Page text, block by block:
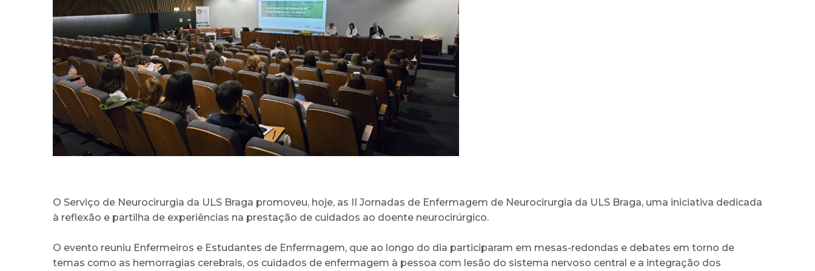
O Serviço de Neurocirurgia da ULS Braga promoveu, hoje, as II Jornadas de Enfermagem de Neurocirurgia da ULS Braga, uma iniciativa dedicada
à reflexão e partilha de experiências na prestação de cuidados ao doente neurocirúrgico.
O evento reuniu Enfermeiros e Estudantes de Enfermagem, que ao longo do dia participaram em mesas-redondas e debates em torno de
temas como as hemorragias cerebrais, os cuidados de enfermagem à pessoa com lesão do sistema nervoso central e a integração dos